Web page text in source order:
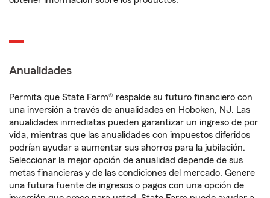
Anualidades
Permita que State Farm® respalde su futuro financiero con
una inversión a través de anualidades en Hoboken, NJ. Las
anualidades inmediatas pueden garantizar un ingreso de por
vida, mientras que las anualidades con impuestos diferidos
podrían ayudar a aumentar sus ahorros para la jubilación.
Seleccionar la mejor opción de anualidad depende de sus
metas financieras y de las condiciones del mercado. Genere
una futura fuente de ingresos o pagos con una opción de